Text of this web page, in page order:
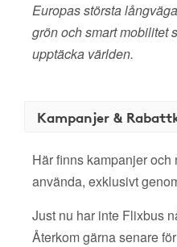
Europas största
grön och smart mobilitet
upptäcka världen.
Kampanjer &
Här finns kampanjer
använda, exklusivt
Just nu har inte Flixbus
Återkom gärna senare